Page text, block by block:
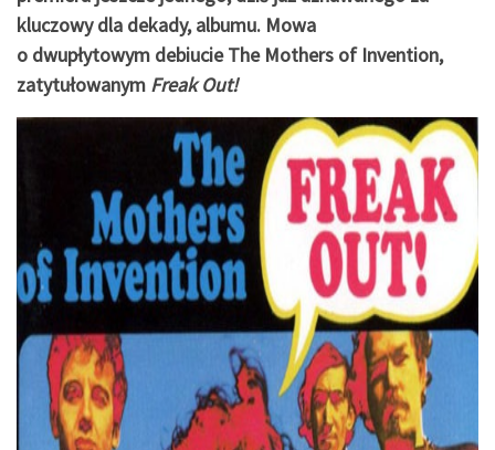
kluczowy dla dekady, albumu. Mowa
o dwupłytowym debiucie The Mothers of Invention,
zatytułowanym Freak Out!